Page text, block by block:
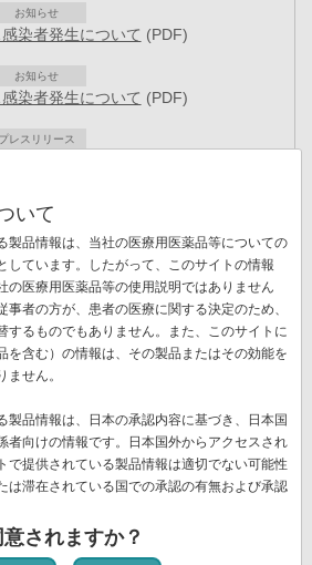
お知らせ
染者発生について (PDF)
お知らせ
染者発生について (PDF)
プレスリリース
」に認定
お知らせ
の取り扱い終了について(PDF)
ペ
ー
12
ペ
ー
13
ペ
ー
14
カ
レ
ト
ペ
ー
ジ
15
ペ
ー
16
次
ー
ジ
››
ペ
ー
ジ
いて
製品情報は、当社の医療用医薬品等についての
しています。したがって、このサイトの情報
の医療用医薬品等の使用説明ではありません
事者の方が、患者の医療に関する決定のため、
するものでもありません。また、このサイトに
を含む）の情報は、その製品またはその効能を
せん。
製品情報は、日本の承認内容に基づき、日本国
者向けの情報です。日本国外からアクセスされ
で提供されている製品情報は適切でない可能性
は滞在されている国での承認の有無および承認
意されますか？